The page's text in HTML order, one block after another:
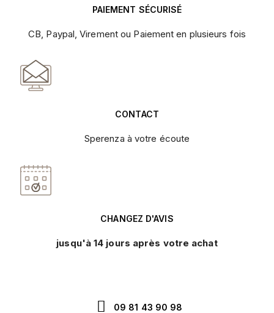
PAIEMENT SÉCURISÉ
CB, Paypal, Virement ou Paiement en plusieurs fois
CONTACT
Sperenza à votre écoute
CHANGEZ D'AVIS
jusqu'à 14 jours après votre achat
09 81 43 90 98